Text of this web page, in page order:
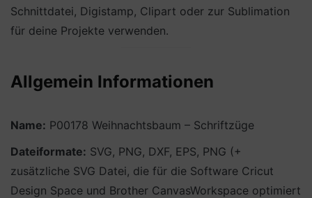
Schnittdatei, Digistamp, Clipart oder zur Sublimation
für deine Projekte verwenden.
Allgemein Informationen
Name: P00178 Weihnachtsbaum – Schriftzüge
Dateiformate: SVG, PNG, DXF, EPS, PNG (+
zusätzliche SVG Datei, die für die Software Cricut
Design Space und Brother CanvasWorkspace optimiert